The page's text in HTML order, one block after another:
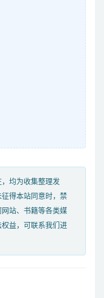
均为收集整理发
得本站同意时，禁
站、书籍等各类媒
益，可联系我们进